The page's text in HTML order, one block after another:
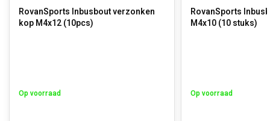
RovanSports Inbusbout verzonken
kop M4x12 (10pcs)
Op voorraad
RovanSports
M4x10 (10 stuks)
Op voorraad